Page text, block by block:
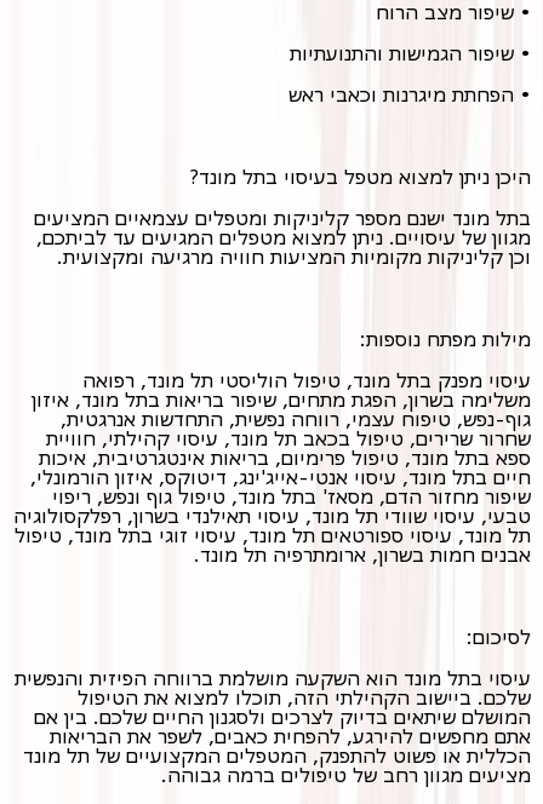
• שיפור מצב הרוח
• שיפור הגמישות והתנועתיות
• הפחתת מיגרנות וכאבי ראש
היכן ניתן למצוא מטפל בעיסוי בתל מונד?
בתל מונד ישנם מספר קליניקות ומטפלים עצמאיים המציעים
מגוון של עיסויים. ניתן למצוא מטפלים המגיעים עד לביתכם,
וכן קליניקות מקומיות המציעות חוויה מרגיעה ומקצועית.
מילות מפתח נוספות:
עיסוי מפנק בתל מונד, טיפול הוליסטי תל מונד, רפואה
משלימה בשרון, הפגת מתחים, שיפור בריאות בתל מונד, איזון
גוף-נפש, טיפוח עצמי, רווחה נפשית, התחדשות אנרגטית,
שחרור שרירים, טיפול בכאב תל מונד, עיסוי קהילתי, חוויית
ספא בתל מונד, טיפול פרימיום, בריאות אינטגרטיבית, איכות
חיים בתל מונד, עיסוי אנטי-אייג'ינג, דיטוקס, איזון הורמונלי,
שיפור מחזור הדם, מסאז' בתל מונד, טיפול גוף ונפש, ריפוי
טבעי, עיסוי שוודי תל מונד, עיסוי תאילנדי בשרון, רפלקסולוגיה
תל מונד, עיסוי ספורטאים תל מונד, עיסוי זוגי בתל מונד, טיפול
אבנים חמות בשרון, ארומתרפיה תל מונד.
לסיכום:
עיסוי בתל מונד הוא השקעה מושלמת ברווחה הפיזית והנפשית
שלכם. ביישוב הקהילתי הזה, תוכלו למצוא את הטיפול
המושלם שיתאים בדיוק לצרכים ולסגנון החיים שלכם. בין אם
אתם מחפשים להירגע, להפחית כאבים, לשפר את הבריאות
הכללית או פשוט להתפנק, המטפלים המקצועיים של תל מונד
מציעים מגוון רחב של טיפולים ברמה גבוהה.